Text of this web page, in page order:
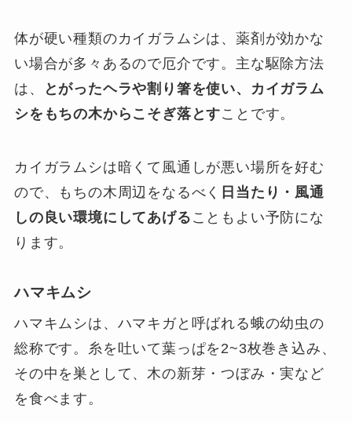
体が硬い種類のカイガラムシは、薬剤が効かな
い場合が多々あるので厄介です。主な駆除方法
は、
とがったヘラや割り箸を使い、カイガラム
シをもちの木からこそぎ落とすことです。
カイガラムシは暗くて風通しが悪い場所を好む
ので、もちの木周辺をなるべく 日当たり・風通
しの良い環境にしてあげる こともよい予防にな
ります。
ハマキムシ
ハマキムシは、ハマキガと呼ばれる蛾の幼虫の
総称です。糸を吐いて葉っぱを2~3枚巻き込み、
その中を巣として、木の新芽・つぼみ・実など
を食べます。